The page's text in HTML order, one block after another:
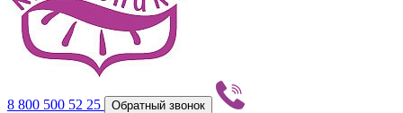
8 800 500 52 25 Обратный звонок